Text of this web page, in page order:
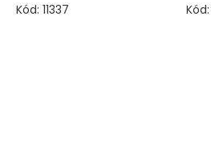
Kód: 11337 Kód: